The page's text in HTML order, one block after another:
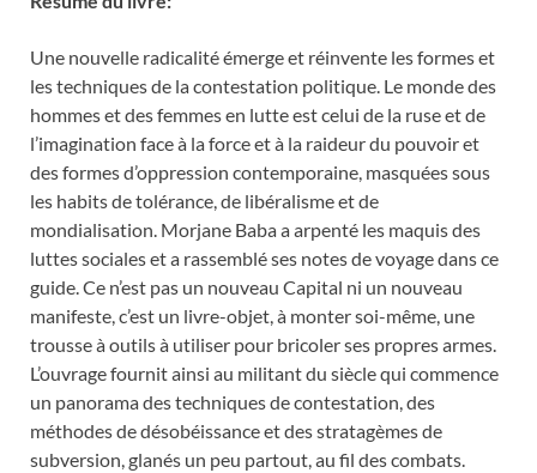
Une nouvelle radicalité émerge et réinvente les formes et
les techniques de la contestation politique. Le monde des
hommes et des femmes en lutte est celui de la ruse et de
l’imagination face à la force et à la raideur du pouvoir et
des formes d’oppression contemporaine, masquées sous
les habits de tolérance, de libéralisme et de
mondialisation. Morjane Baba a arpenté les maquis des
luttes sociales et a rassemblé ses notes de voyage dans ce
guide. Ce n’est pas un nouveau Capital ni un nouveau
manifeste, c’est un livre-objet, à monter soi-même, une
trousse à outils à utiliser pour bricoler ses propres armes.
L’ouvrage fournit ainsi au militant du siècle qui commence
un panorama des techniques de contestation, des
méthodes de désobéissance et des stratagèmes de
subversion, glanés un peu partout, au fil des combats.